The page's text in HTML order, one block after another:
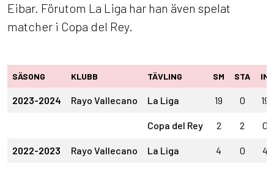
Eibar. Förutom La Liga har han även spelat
matcher i Copa del Rey.
SÄSONG KLUBB TÄVLING SM STA IN
2023-2024 Rayo Vallecano La Liga 19 0 19
Copa del Rey 2 2 0
2022-2023 Rayo Vallecano La Liga 4 0 4